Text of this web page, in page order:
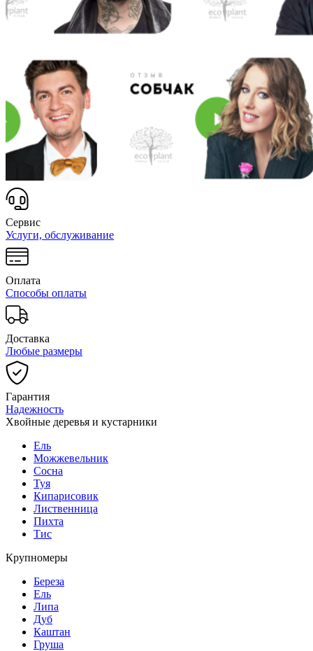
Сервис
Услуги, обслуживание
Оплата
Способы оплаты
Доставка
Любые размеры
Гарантия
Надежность
Хвойные деревья и кустарники
Ель
Можжевельник
Сосна
Туя
Кипарисовик
Лиственница
Пихта
Тис
Крупномеры
Береза
Ель
Липа
Дуб
Каштан
Груша